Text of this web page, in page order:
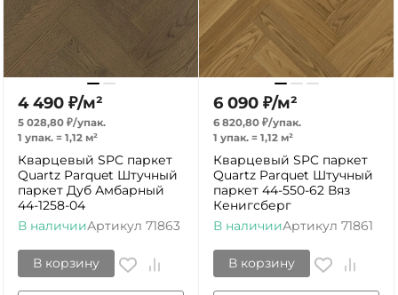
4 490 ₽/м²
5 028,80 ₽/упак.
1 упак. = 1,12 м²
Кварцевый SPC паркет
Quartz Parquet Штучный
паркет Дуб Амбарный
44-1258-04
В наличииАртикул 71863
В корзину
6 090 ₽/м²
6 820,80 ₽/упак.
1 упак. = 1,12 м²
Кварцевый SPC паркет
Quartz Parquet Штучный
паркет 44-550-62 Вяз
Кенигсберг
В наличииАртикул 71861
В корзину